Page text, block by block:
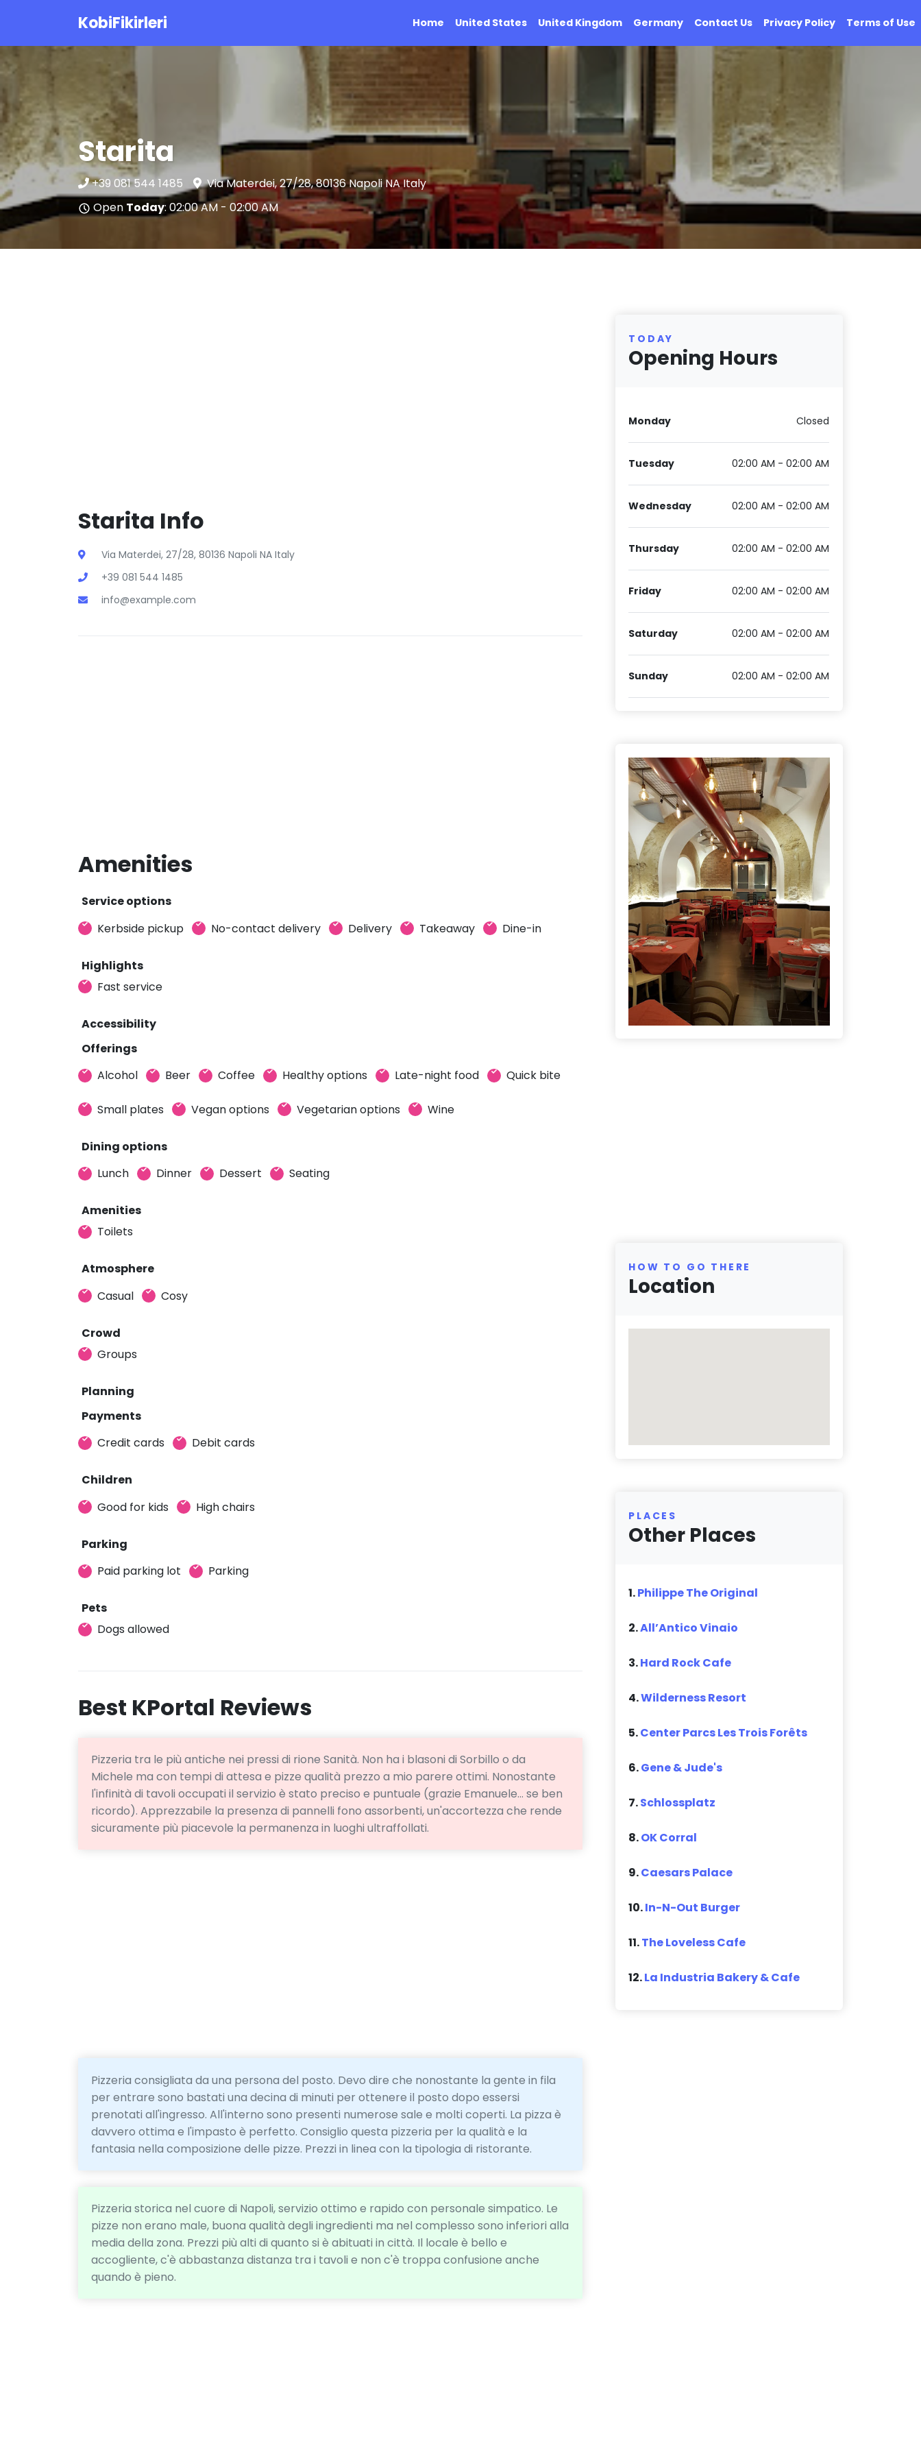
KobiFikirleri Home United States United Kingdom Germany Contact Us Privacy Policy Terms of Use
Starita
+39 081 544 1485
Via Materdei, 27/28, 80136 Napoli NA Italy
Open Today: 02:00 AM - 02:00 AM
Starita Info
Via Materdei, 27/28, 80136 Napoli NA Italy
+39 081 544 1485
info@example.com
Amenities
Service options
Kerbside pickup
No-contact delivery Delivery Takeaway Dine-in
Highlights
Fast service
Accessibility
Offerings
Alcohol
Beer Coffee Healthy options Late-night food Quick bite
Small plates Vegan options Vegetarian options Wine
Dining options
Lunch
Dinner Dessert Seating
Amenities
Toilets
Atmosphere
Casual
Cosy
Crowd
Groups
Planning
Payments
Credit cards
Debit cards
Children
Good for kids
High chairs
Parking
Paid parking lot
Parking
Pets
Dogs allowed
Best KPortal Reviews
Pizzeria tra le più antiche nei pressi di rione Sanità. Non ha i blasoni di Sorbillo o da
Michele ma con tempi di attesa e pizze qualità prezzo a mio parere ottimi. Nonostante
l'infinità di tavoli occupati il servizio è stato preciso e puntuale (grazie Emanuele... se ben
ricordo). Apprezzabile la presenza di pannelli fono assorbenti, un'accortezza che rende
sicuramente più piacevole la permanenza in luoghi ultraffollati.
Pizzeria consigliata da una persona del posto. Devo dire che nonostante la gente in fila
per entrare sono bastati una decina di minuti per ottenere il posto dopo essersi
prenotati all'ingresso. All'interno sono presenti numerose sale e molti coperti. La pizza è
davvero ottima e l'impasto è perfetto. Consiglio questa pizzeria per la qualità e la
fantasia nella composizione delle pizze. Prezzi in linea con la tipologia di ristorante.
Pizzeria storica nel cuore di Napoli, servizio ottimo e rapido con personale simpatico. Le
pizze non erano male, buona qualità degli ingredienti ma nel complesso sono inferiori alla
media della zona. Prezzi più alti di quanto si è abituati in città. Il locale è bello e
accogliente, c'è abbastanza distanza tra i tavoli e non c'è troppa confusione anche
quando è pieno.
TODAY
Opening Hours
Monday Closed
Tuesday 02:00 AM - 02:00 AM
Wednesday 02:00 AM - 02:00 AM
Thursday 02:00 AM - 02:00 AM
Friday 02:00 AM - 02:00 AM
Saturday 02:00 AM - 02:00 AM
Sunday 02:00 AM - 02:00 AM
HOW TO GO THERE
Location
PLACES
Other Places
1.Philippe The Original
2.All’Antico Vinaio
3.Hard Rock Cafe
4.Wilderness Resort
5.Center Parcs Les Trois Forêts
6.Gene & Jude's
7.Schlossplatz
8.OK Corral
9.Caesars Palace
10.In-N-Out Burger
11.The Loveless Cafe
12.La Industria Bakery & Cafe